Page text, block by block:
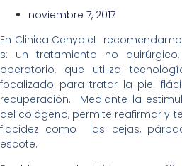
noviembre 7, 2017
En Clinica Cenydiet
s: un tratamiento no
operatorio, que utiliza
focalizado para tratar la piel
recuperación. Mediante la
del colágeno, permite reafirmar y
flacidez como las cejas,
escote.